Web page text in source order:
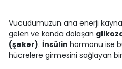
Vücudumuzun ana enerji
gelen ve kanda dolaşan
(şeker). İnsülin hormonu ise
hücrelere girmesini sağlayan